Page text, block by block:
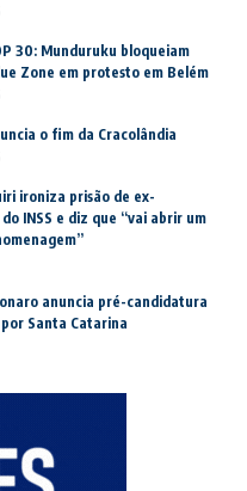
30: Munduruku bloqueiam
Zone em protesto em Belém
o fim da Cracolândia
ironiza prisão de ex-
INSS e diz que “vai abrir um
anuncia pré-candidatura
Santa Catarina